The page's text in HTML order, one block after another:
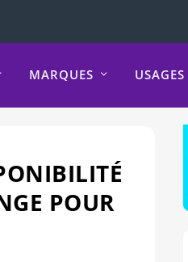
MARQUES USAGES
POUR